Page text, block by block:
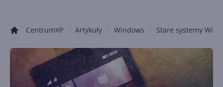
CentrumXP Artykuły Windows Stare systemy